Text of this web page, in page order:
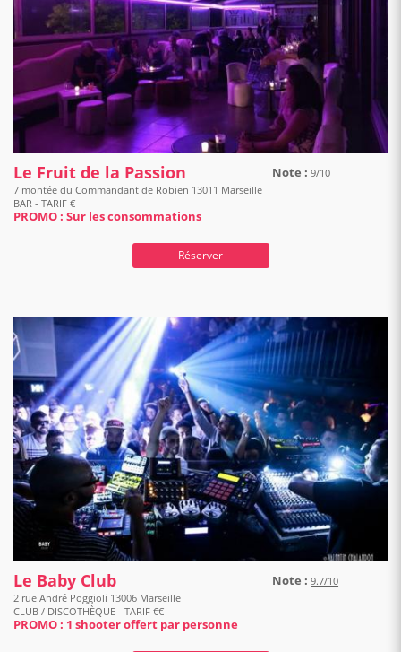
Le Fruit de la Passion Note : 9/10
7 montée du Commandant de Robien 13011 Marseille
BAR - TARIF €
PROMO : Sur les consommations
Réserver
Le Baby Club Note : 9.7/10
2 rue André Poggioli 13006 Marseille
CLUB / DISCOTHÈQUE - TARIF €€
PROMO : 1 shooter offert par personne